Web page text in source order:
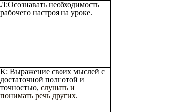
Л:Осознавать необходимость
рабочего настроя на уроке.
К: Выражение своих мыслей с
достаточной полнотой и
точностью, слушать и
понимать речь других.